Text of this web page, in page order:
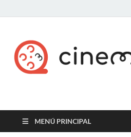
Cine maldito
MENÚ PRINCIPAL